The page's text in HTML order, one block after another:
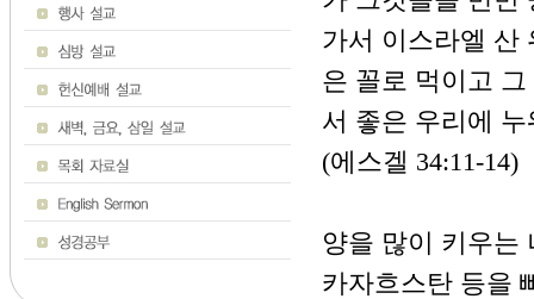
가서 이스라엘 산
은 꼴로 먹이고
서 좋은 우리에
(에스겔 34:11-14)
양을 많이 키우는
카자흐스탄 등을